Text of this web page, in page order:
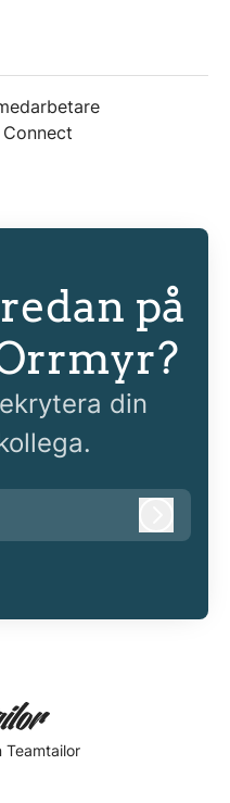
på
din
Teamtailor